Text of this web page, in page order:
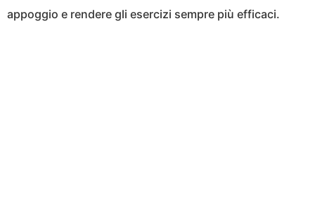
appoggio e rendere gli esercizi sempre più efficaci.